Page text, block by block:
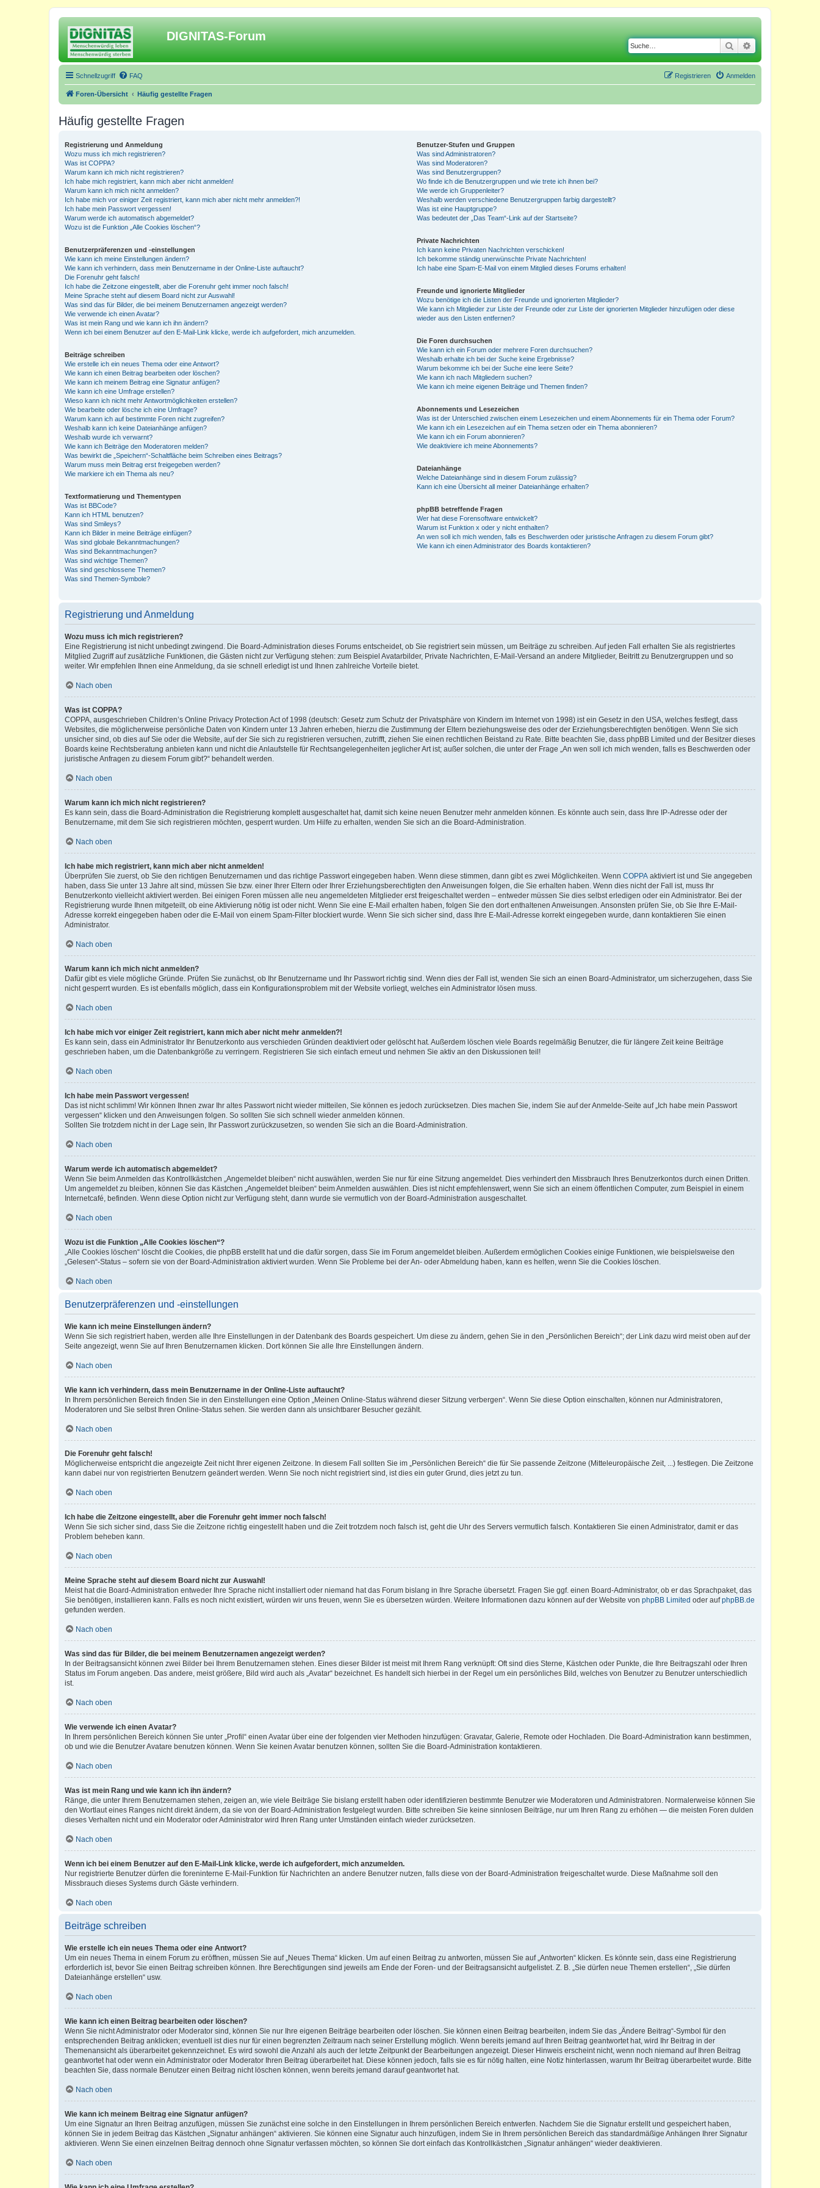
DIGNITAS-Forum
Suche
Schnellzugriff FAQ Anmelden
Registrieren
Foren-Übersicht Häufig gestellte Fragen
Häufig gestellte Fragen
Registrierung und Anmeldung
Wozu muss ich mich registrieren?
Was ist COPPA?
Warum kann ich mich nicht registrieren?
Ich habe mich registriert, kann mich aber nicht anmelden!
Warum kann ich mich nicht anmelden?
Ich habe mich vor einiger Zeit registriert, kann mich aber nicht mehr anmelden?!
Ich habe mein Passwort vergessen!
Warum werde ich automatisch abgemeldet?
Wozu ist die Funktion „Alle Cookies löschen“?
Benutzerpräferenzen und -einstellungen
Wie kann ich meine Einstellungen ändern?
Wie kann ich verhindern, dass mein Benutzername in der Online-Liste auftaucht?
Die Forenuhr geht falsch!
Ich habe die Zeitzone eingestellt, aber die Forenuhr geht immer noch falsch!
Meine Sprache steht auf diesem Board nicht zur Auswahl!
Was sind das für Bilder, die bei meinem Benutzernamen angezeigt werden?
Wie verwende ich einen Avatar?
Was ist mein Rang und wie kann ich ihn ändern?
Wenn ich bei einem Benutzer auf den E-Mail-Link klicke, werde ich aufgefordert, mich anzumelden.
Beiträge schreiben
Wie erstelle ich ein neues Thema oder eine Antwort?
Wie kann ich einen Beitrag bearbeiten oder löschen?
Wie kann ich meinem Beitrag eine Signatur anfügen?
Wie kann ich eine Umfrage erstellen?
Wieso kann ich nicht mehr Antwortmöglichkeiten erstellen?
Wie bearbeite oder lösche ich eine Umfrage?
Warum kann ich auf bestimmte Foren nicht zugreifen?
Weshalb kann ich keine Dateianhänge anfügen?
Weshalb wurde ich verwarnt?
Wie kann ich Beiträge den Moderatoren melden?
Was bewirkt die „Speichern“-Schaltfläche beim Schreiben eines Beitrags?
Warum muss mein Beitrag erst freigegeben werden?
Wie markiere ich ein Thema als neu?
Textformatierung und Thementypen
Was ist BBCode?
Kann ich HTML benutzen?
Was sind Smileys?
Kann ich Bilder in meine Beiträge einfügen?
Was sind globale Bekanntmachungen?
Was sind Bekanntmachungen?
Was sind wichtige Themen?
Was sind geschlossene Themen?
Was sind Themen-Symbole?
Benutzer-Stufen und Gruppen
Was sind Administratoren?
Was sind Moderatoren?
Was sind Benutzergruppen?
Wo finde ich die Benutzergruppen und wie trete ich ihnen bei?
Wie werde ich Gruppenleiter?
Weshalb werden verschiedene Benutzergruppen farbig dargestellt?
Was ist eine Hauptgruppe?
Was bedeutet der „Das Team“-Link auf der Startseite?
Private Nachrichten
Ich kann keine Privaten Nachrichten verschicken!
Ich bekomme ständig unerwünschte Private Nachrichten!
Ich habe eine Spam-E-Mail von einem Mitglied dieses Forums erhalten!
Freunde und ignorierte Mitglieder
Wozu benötige ich die Listen der Freunde und ignorierten Mitglieder?
Wie kann ich Mitglieder zur Liste der Freunde oder zur Liste der ignorierten Mitglieder hinzufügen oder diese
wieder aus den Listen entfernen?
Die Foren durchsuchen
Wie kann ich ein Forum oder mehrere Foren durchsuchen?
Weshalb erhalte ich bei der Suche keine Ergebnisse?
Warum bekomme ich bei der Suche eine leere Seite?
Wie kann ich nach Mitgliedern suchen?
Wie kann ich meine eigenen Beiträge und Themen finden?
Abonnements und Lesezeichen
Was ist der Unterschied zwischen einem Lesezeichen und einem Abonnements für ein Thema oder Forum?
Wie kann ich ein Lesezeichen auf ein Thema setzen oder ein Thema abonnieren?
Wie kann ich ein Forum abonnieren?
Wie deaktiviere ich meine Abonnements?
Dateianhänge
Welche Dateianhänge sind in diesem Forum zulässig?
Kann ich eine Übersicht all meiner Dateianhänge erhalten?
phpBB betreffende Fragen
Wer hat diese Forensoftware entwickelt?
Warum ist Funktion x oder y nicht enthalten?
An wen soll ich mich wenden, falls es Beschwerden oder juristische Anfragen zu diesem Forum gibt?
Wie kann ich einen Administrator des Boards kontaktieren?
Registrierung und Anmeldung
Wozu muss ich mich registrieren?
Eine Registrierung ist nicht unbedingt zwingend. Die Board-Administration dieses Forums entscheidet, ob Sie registriert sein müssen, um Beiträge zu schreiben. Auf jeden Fall erhalten Sie als registriertes
Mitglied Zugriff auf zusätzliche Funktionen, die Gästen nicht zur Verfügung stehen: zum Beispiel Avatarbilder, Private Nachrichten, E-Mail-Versand an andere Mitglieder, Beitritt zu Benutzergruppen und so
weiter. Wir empfehlen Ihnen eine Anmeldung, da sie schnell erledigt ist und Ihnen zahlreiche Vorteile bietet.
Nach oben
Was ist COPPA?
COPPA, ausgeschrieben Children’s Online Privacy Protection Act of 1998 (deutsch: Gesetz zum Schutz der Privatsphäre von Kindern im Internet von 1998) ist ein Gesetz in den USA, welches festlegt, dass
Websites, die möglicherweise persönliche Daten von Kindern unter 13 Jahren erheben, hierzu die Zustimmung der Eltern beziehungsweise des oder der Erziehungsberechtigten benötigen. Wenn Sie sich
unsicher sind, ob dies auf Sie oder die Website, auf der Sie sich zu registrieren versuchen, zutrifft, ziehen Sie einen rechtlichen Beistand zu Rate. Bitte beachten Sie, dass phpBB Limited und der Besitzer dieses
Boards keine Rechtsberatung anbieten kann und nicht die Anlaufstelle für Rechtsangelegenheiten jeglicher Art ist; außer solchen, die unter der Frage „An wen soll ich mich wenden, falls es Beschwerden oder
juristische Anfragen zu diesem Forum gibt?“ behandelt werden.
Nach oben
Warum kann ich mich nicht registrieren?
Es kann sein, dass die Board-Administration die Registrierung komplett ausgeschaltet hat, damit sich keine neuen Benutzer mehr anmelden können. Es könnte auch sein, dass Ihre IP-Adresse oder der
Benutzername, mit dem Sie sich registrieren möchten, gesperrt wurden. Um Hilfe zu erhalten, wenden Sie sich an die Board-Administration.
Nach oben
Ich habe mich registriert, kann mich aber nicht anmelden!
Überprüfen Sie zuerst, ob Sie den richtigen Benutzernamen und das richtige Passwort eingegeben haben. Wenn diese stimmen, dann gibt es zwei Möglichkeiten. Wenn COPPA aktiviert ist und Sie angegeben
haben, dass Sie unter 13 Jahre alt sind, müssen Sie bzw. einer Ihrer Eltern oder Ihrer Erziehungsberechtigten den Anweisungen folgen, die Sie erhalten haben. Wenn dies nicht der Fall ist, muss Ihr
Benutzerkonto vielleicht aktiviert werden. Bei einigen Foren müssen alle neu angemeldeten Mitglieder erst freigeschaltet werden – entweder müssen Sie dies selbst erledigen oder ein Administrator. Bei der
Registrierung wurde Ihnen mitgeteilt, ob eine Aktivierung nötig ist oder nicht. Wenn Sie eine E-Mail erhalten haben, folgen Sie den dort enthaltenen Anweisungen. Ansonsten prüfen Sie, ob Sie Ihre E-Mail-
Adresse korrekt eingegeben haben oder die E-Mail von einem Spam-Filter blockiert wurde. Wenn Sie sich sicher sind, dass Ihre E-Mail-Adresse korrekt eingegeben wurde, dann kontaktieren Sie einen
Administrator.
Nach oben
Warum kann ich mich nicht anmelden?
Dafür gibt es viele mögliche Gründe. Prüfen Sie zunächst, ob Ihr Benutzername und Ihr Passwort richtig sind. Wenn dies der Fall ist, wenden Sie sich an einen Board-Administrator, um sicherzugehen, dass Sie
nicht gesperrt wurden. Es ist ebenfalls möglich, dass ein Konfigurationsproblem mit der Website vorliegt, welches ein Administrator lösen muss.
Nach oben
Ich habe mich vor einiger Zeit registriert, kann mich aber nicht mehr anmelden?!
Es kann sein, dass ein Administrator Ihr Benutzerkonto aus verschieden Gründen deaktiviert oder gelöscht hat. Außerdem löschen viele Boards regelmäßig Benutzer, die für längere Zeit keine Beiträge
geschrieben haben, um die Datenbankgröße zu verringern. Registrieren Sie sich einfach erneut und nehmen Sie aktiv an den Diskussionen teil!
Nach oben
Ich habe mein Passwort vergessen!
Das ist nicht schlimm! Wir können Ihnen zwar Ihr altes Passwort nicht wieder mitteilen, Sie können es jedoch zurücksetzen. Dies machen Sie, indem Sie auf der Anmelde-Seite auf „Ich habe mein Passwort
vergessen“ klicken und den Anweisungen folgen. So sollten Sie sich schnell wieder anmelden können.
Sollten Sie trotzdem nicht in der Lage sein, Ihr Passwort zurückzusetzen, so wenden Sie sich an die Board-Administration.
Nach oben
Warum werde ich automatisch abgemeldet?
Wenn Sie beim Anmelden das Kontrollkästchen „Angemeldet bleiben“ nicht auswählen, werden Sie nur für eine Sitzung angemeldet. Dies verhindert den Missbrauch Ihres Benutzerkontos durch einen Dritten.
Um angemeldet zu bleiben, können Sie das Kästchen „Angemeldet bleiben“ beim Anmelden auswählen. Dies ist nicht empfehlenswert, wenn Sie sich an einem öffentlichen Computer, zum Beispiel in einem
Internetcafé, befinden. Wenn diese Option nicht zur Verfügung steht, dann wurde sie vermutlich von der Board-Administration ausgeschaltet.
Nach oben
Wozu ist die Funktion „Alle Cookies löschen“?
„Alle Cookies löschen“ löscht die Cookies, die phpBB erstellt hat und die dafür sorgen, dass Sie im Forum angemeldet bleiben. Außerdem ermöglichen Cookies einige Funktionen, wie beispielsweise den
„Gelesen“-Status – sofern sie von der Board-Administration aktiviert wurden. Wenn Sie Probleme bei der An- oder Abmeldung haben, kann es helfen, wenn Sie die Cookies löschen.
Nach oben
Benutzerpräferenzen und -einstellungen
Wie kann ich meine Einstellungen ändern?
Wenn Sie sich registriert haben, werden alle Ihre Einstellungen in der Datenbank des Boards gespeichert. Um diese zu ändern, gehen Sie in den „Persönlichen Bereich“; der Link dazu wird meist oben auf der
Seite angezeigt, wenn Sie auf Ihren Benutzernamen klicken. Dort können Sie alle Ihre Einstellungen ändern.
Nach oben
Wie kann ich verhindern, dass mein Benutzername in der Online-Liste auftaucht?
In Ihrem persönlichen Bereich finden Sie in den Einstellungen eine Option „Meinen Online-Status während dieser Sitzung verbergen“. Wenn Sie diese Option einschalten, können nur Administratoren,
Moderatoren und Sie selbst Ihren Online-Status sehen. Sie werden dann als unsichtbarer Besucher gezählt.
Nach oben
Die Forenuhr geht falsch!
Möglicherweise entspricht die angezeigte Zeit nicht Ihrer eigenen Zeitzone. In diesem Fall sollten Sie im „Persönlichen Bereich“ die für Sie passende Zeitzone (Mitteleuropäische Zeit, ...) festlegen. Die Zeitzone
kann dabei nur von registrierten Benutzern geändert werden. Wenn Sie noch nicht registriert sind, ist dies ein guter Grund, dies jetzt zu tun.
Nach oben
Ich habe die Zeitzone eingestellt, aber die Forenuhr geht immer noch falsch!
Wenn Sie sich sicher sind, dass Sie die Zeitzone richtig eingestellt haben und die Zeit trotzdem noch falsch ist, geht die Uhr des Servers vermutlich falsch. Kontaktieren Sie einen Administrator, damit er das
Problem beheben kann.
Nach oben
Meine Sprache steht auf diesem Board nicht zur Auswahl!
Meist hat die Board-Administration entweder Ihre Sprache nicht installiert oder niemand hat das Forum bislang in Ihre Sprache übersetzt. Fragen Sie ggf. einen Board-Administrator, ob er das Sprachpaket, das
Sie benötigen, installieren kann. Falls es noch nicht existiert, würden wir uns freuen, wenn Sie es übersetzen würden. Weitere Informationen dazu können auf der Website von phpBB Limited oder aufphpBB.de
gefunden werden.
Nach oben
Was sind das für Bilder, die bei meinem Benutzernamen angezeigt werden?
In der Beitragsansicht können zwei Bilder bei Ihrem Benutzernamen stehen. Eines dieser Bilder ist meist mit Ihrem Rang verknüpft: Oft sind dies Sterne, Kästchen oder Punkte, die Ihre Beitragszahl oder Ihren
Status im Forum angeben. Das andere, meist größere, Bild wird auch als „Avatar“ bezeichnet. Es handelt sich hierbei in der Regel um ein persönliches Bild, welches von Benutzer zu Benutzer unterschiedlich
ist.
Nach oben
Wie verwende ich einen Avatar?
In Ihrem persönlichen Bereich können Sie unter „Profil“ einen Avatar über eine der folgenden vier Methoden hinzufügen: Gravatar, Galerie, Remote oder Hochladen. Die Board-Administration kann bestimmen,
ob und wie die Benutzer Avatare benutzen können. Wenn Sie keinen Avatar benutzen können, sollten Sie die Board-Administration kontaktieren.
Nach oben
Was ist mein Rang und wie kann ich ihn ändern?
Ränge, die unter Ihrem Benutzernamen stehen, zeigen an, wie viele Beiträge Sie bislang erstellt haben oder identifizieren bestimmte Benutzer wie Moderatoren und Administratoren. Normalerweise können Sie
den Wortlaut eines Ranges nicht direkt ändern, da sie von der Board-Administration festgelegt wurden. Bitte schreiben Sie keine sinnlosen Beiträge, nur um Ihren Rang zu erhöhen — die meisten Foren dulden
dieses Verhalten nicht und ein Moderator oder Administrator wird Ihren Rang unter Umständen einfach wieder zurücksetzen.
Nach oben
Wenn ich bei einem Benutzer auf den E-Mail-Link klicke, werde ich aufgefordert, mich anzumelden.
Nur registrierte Benutzer dürfen die foreninterne E-Mail-Funktion für Nachrichten an andere Benutzer nutzen, falls diese von der Board-Administration freigeschaltet wurde. Diese Maßnahme soll den
Missbrauch dieses Systems durch Gäste verhindern.
Nach oben
Beiträge schreiben
Wie erstelle ich ein neues Thema oder eine Antwort?
Um ein neues Thema in einem Forum zu eröffnen, müssen Sie auf „Neues Thema“ klicken. Um auf einen Beitrag zu antworten, müssen Sie auf „Antworten“ klicken. Es könnte sein, dass eine Registrierung
erforderlich ist, bevor Sie einen Beitrag schreiben können. Ihre Berechtigungen sind jeweils am Ende der Foren- und der Beitragsansicht aufgelistet. Z. B. „Sie dürfen neue Themen erstellen“, „Sie dürfen
Dateianhänge erstellen“ usw.
Nach oben
Wie kann ich einen Beitrag bearbeiten oder löschen?
Wenn Sie nicht Administrator oder Moderator sind, können Sie nur Ihre eigenen Beiträge bearbeiten oder löschen. Sie können einen Beitrag bearbeiten, indem Sie das „Ändere Beitrag“-Symbol für den
entsprechenden Beitrag anklicken; eventuell ist dies nur für einen begrenzten Zeitraum nach seiner Erstellung möglich. Wenn bereits jemand auf Ihren Beitrag geantwortet hat, wird Ihr Beitrag in der
Themenansicht als überarbeitet gekennzeichnet. Es wird sowohl die Anzahl als auch der letzte Zeitpunkt der Bearbeitungen angezeigt. Dieser Hinweis erscheint nicht, wenn noch niemand auf Ihren Beitrag
geantwortet hat oder wenn ein Administrator oder Moderator Ihren Beitrag überarbeitet hat. Diese können jedoch, falls sie es für nötig halten, eine Notiz hinterlassen, warum Ihr Beitrag überarbeitet wurde. Bitte
beachten Sie, dass normale Benutzer einen Beitrag nicht löschen können, wenn bereits jemand darauf geantwortet hat.
Nach oben
Wie kann ich meinem Beitrag eine Signatur anfügen?
Um eine Signatur an Ihren Beitrag anzufügen, müssen Sie zunächst eine solche in den Einstellungen in Ihrem persönlichen Bereich entwerfen. Nachdem Sie die Signatur erstellt und gespeichert haben,
können Sie in jedem Beitrag das Kästchen „Signatur anhängen“ aktivieren. Sie können eine Signatur auch hinzufügen, indem Sie in Ihrem persönlichen Bereich das standardmäßige Anhängen Ihrer Signatur
aktivieren. Wenn Sie einen einzelnen Beitrag dennoch ohne Signatur verfassen möchten, so können Sie dort einfach das Kontrollkästchen „Signatur anhängen“ wieder deaktivieren.
Nach oben